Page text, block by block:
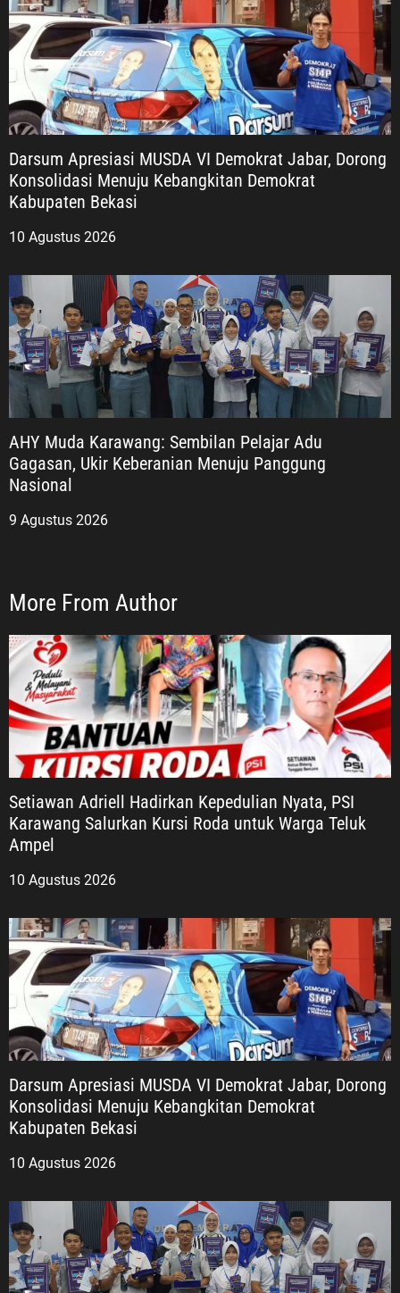
Darsum Apresiasi MUSDA VI Demokrat Jabar, Dorong
Konsolidasi Menuju Kebangkitan Demokrat
Kabupaten Bekasi
10 Agustus 2026
AHY Muda Karawang: Sembilan Pelajar Adu
Gagasan, Ukir Keberanian Menuju Panggung
Nasional
9 Agustus 2026
More From Author
Setiawan Adriell Hadirkan Kepedulian Nyata, PSI
Karawang Salurkan Kursi Roda untuk Warga Teluk
Ampel
10 Agustus 2026
Darsum Apresiasi MUSDA VI Demokrat Jabar, Dorong
Konsolidasi Menuju Kebangkitan Demokrat
Kabupaten Bekasi
10 Agustus 2026